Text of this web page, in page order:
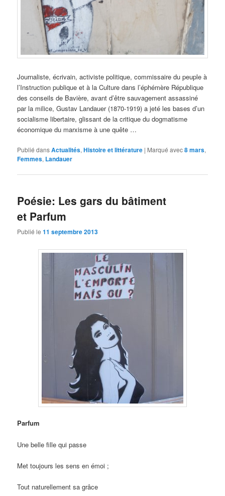
Journaliste, écrivain, activiste politique, commissaire du peuple à
l’Instruction publique et à la Culture dans l’éphémère République
des conseils de Bavière, avant d’être sauvagement assassiné
par la milice, Gustav Landauer (1870-1919) a jeté les bases d’un
socialisme libertaire, glissant de la critique du dogmatisme
économique du marxisme à une quête …
Publié dansActualités,Histoire et littérature | Marqué avec8 mars,
Femmes, Landauer
Poésie: Les gars du bâtiment
et Parfum
Publié le11 septembre 2013
Parfum
Une belle fille qui passe
Met toujours les sens en émoi ;
Tout naturellement sa grâce